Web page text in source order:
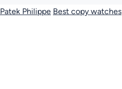
Patek Philippe Best copy watches